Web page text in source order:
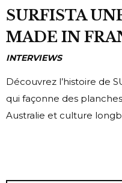
SURFISTA
MADE IN
INTERVIEWS
Découvrez l’histoire de
qui façonne des
Australie et culture